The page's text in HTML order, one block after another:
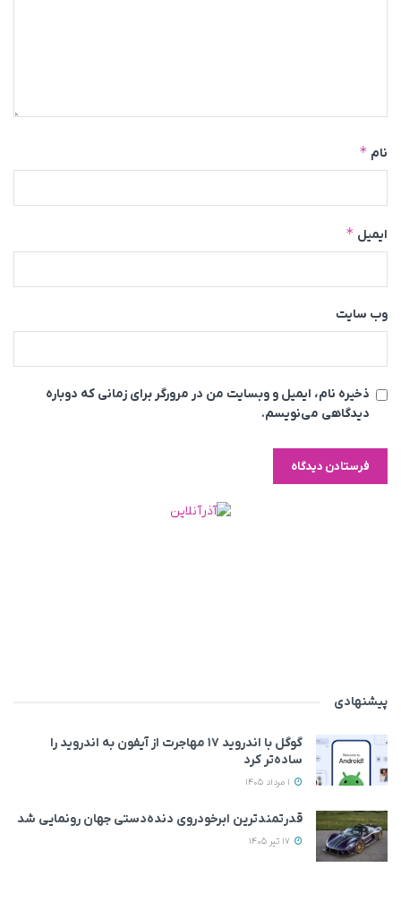
نام *
ایمیل *
وب‌ سایت
ذخیره نام، ایمیل و وبسایت من در مرورگر برای زمانی که دوباره
دیدگاهی می‌نویسم.
پیشنهادی
گوگل با اندروید ۱۷ مهاجرت از آیفون به اندروید را
ساده‌تر کرد
قدرتمندترین ابرخودروی دنده‌دستی جهان رونمایی شد